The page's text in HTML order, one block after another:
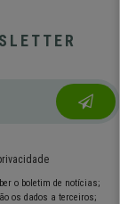
o boletim de notícias;
os dados a terceiros;